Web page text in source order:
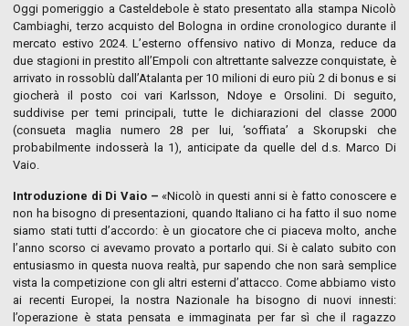
Oggi pomeriggio a Casteldebole è stato presentato alla stampa Nicolò
Cambiaghi, terzo acquisto del Bologna in ordine cronologico durante il
mercato estivo 2024. L’esterno offensivo nativo di Monza, reduce da
due stagioni in prestito all’Empoli con altrettante salvezze conquistate, è
arrivato in rossoblù dall’Atalanta per 10 milioni di euro più 2 di bonus e si
giocherà il posto coi vari Karlsson, Ndoye e Orsolini. Di seguito,
suddivise per temi principali, tutte le dichiarazioni del classe 2000
(consueta maglia numero 28 per lui, ‘soffiata’ a Skorupski che
probabilmente indosserà la 1), anticipate da quelle del d.s. Marco Di
Vaio.
Introduzione di Di Vaio –«Nicolò in questi anni si è fatto conoscere e
non ha bisogno di presentazioni, quando Italiano ci ha fatto il suo nome
siamo stati tutti d’accordo: è un giocatore che ci piaceva molto, anche
l’anno scorso ci avevamo provato a portarlo qui. Si è calato subito con
entusiasmo in questa nuova realtà, pur sapendo che non sarà semplice
vista la competizione con gli altri esterni d’attacco. Come abbiamo visto
ai recenti Europei, la nostra Nazionale ha bisogno di nuovi innesti:
l’operazione è stata pensata e immaginata per far sì che il ragazzo